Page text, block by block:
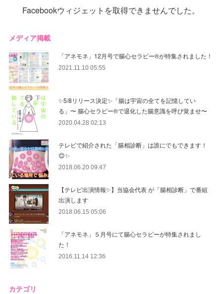
Facebookウィジェットを取得できませんでした。
メディア掲載
「アネモネ」12月号で腸心セラピー®︎が特集されました！
2021.11.10 05:55
✨5/8リリース決定✨「腸は宇宙の全てを記憶してい
る」〜 腸心セラピー®︎で退化した腸意識を呼び覚ませ〜
2020.04.28 02:13
テレビで紹介された「腸相診断」は誰にでもできます！
😊✨
2018.06.20 09:47
【テレビ出演情報✨】当協会代表 が「腸相診断」で番組
出演します
2018.06.15 05:06
「アネモネ」５月号にて腸心セラピーが特集されまし
た！
2016.11.14 12:36
カテゴリ